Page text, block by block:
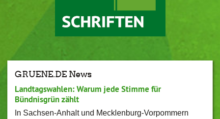
GRUENE.DE News
Landtagswahlen: Warum jede Stimme für
Bündnisgrün zählt
In Sachsen-Anhalt und Mecklenburg-Vorpommern